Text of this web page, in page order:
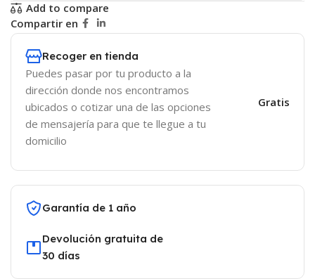
Add to compare
Compartir en
Recoger en tienda
Puedes pasar por tu producto a la
dirección donde nos encontramos
ubicados o cotizar una de las opciones
de mensajería para que te llegue a tu
domicilio
Gratis
Garantía de 1 año
Devolución gratuita de
30 días